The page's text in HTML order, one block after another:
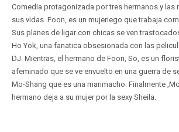
Comedia protagonizada por tres hermanos y las
sus vidas. Foon, es un mujeriego que trabaja
Sus planes de ligar con chicas se ven
Ho Yok, una fanatica obsesionada con las
DJ. Mientras, el hermano de Foon, So, es un
afeminado que se ve envuelto en una guerra de
Mo-Shang que es una marimacho. Finalmente
hermano deja a su mujer por la sexy Sheila.